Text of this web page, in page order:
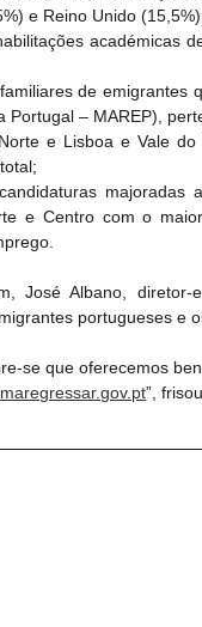
e Reino Unido
familiares de
Portugal – MAREP),
Norte e Lisboa e Vale
e Centro com o
José Albano,
portugueses e
se que oferecemos
”,